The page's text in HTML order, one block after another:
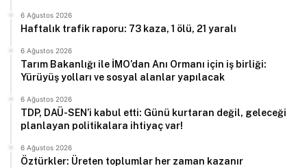
6 Ağustos 2026
Haftalık trafik raporu: 73 kaza, 1 ölü, 21 yaralı
6 Ağustos 2026
Tarım Bakanlığı ile İMO’dan Anı Ormanı için iş birliği:
Yürüyüş yolları ve sosyal alanlar yapılacak
6 Ağustos 2026
TDP, DAÜ-SEN’i kabul etti: Günü kurtaran değil, geleceği
planlayan politikalara ihtiyaç var!
6 Ağustos 2026
Öztürkler: Üreten toplumlar her zaman kazanır